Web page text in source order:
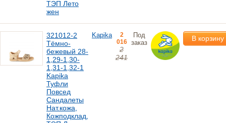
ТЭП Лето
жен
321012-2
Тёмно-
бежевый 28-
1,29-1,30-
1,31-1,32-1
Kapika
Туфли
Повсед
Сандалеты
Нат.кожа,
Кожподклад,
Kapika
2
016
2
241
Под
заказ
В корзину